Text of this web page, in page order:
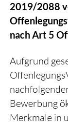
2019/2088
nach Art 5
Aufgrund
Bewerbung
Merkmale in